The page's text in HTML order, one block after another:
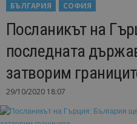
БЪЛГАРИЯ
СОФИЯ
Посланикът на
последната
затворим
29/10/2020 18:07